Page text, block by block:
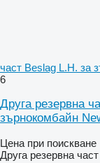
част Beslag L.H. за
6
Друга резервна
зърнокомбайн
Цена при поискване
Друга резервна